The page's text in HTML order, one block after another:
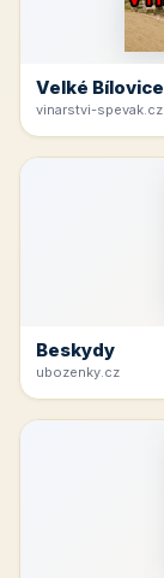
Velké Bílovice
vinarstvi-spevak.cz
Beskydy
ubozenky.cz